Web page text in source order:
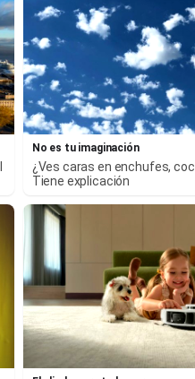
No es tu imaginación
¿Ves caras en enchufes,
Tiene explicación